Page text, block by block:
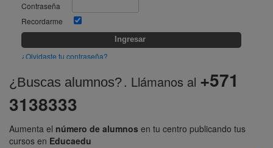
Contraseña
Recordarme
Ingresar
¿Olvidaste tu contraseña?
Recordar contraseña
seguir para restaurar su clave
Email
¿Buscas alumnos?. Llámanos al +571
3138333
Aumenta el número de alumnos en tu centro publicando tus
cursos en Educaedu